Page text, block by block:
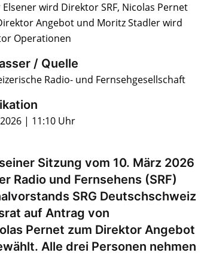
Elsener wird Direktor SRF, Nicolas Pernet
Angebot und Moritz Stadler wird
Operationen
/ Quelle
Radio- und Fernsehgesellschaft
| 11:10 Uhr
Sitzung vom 10. März 2026
Radio und Fernsehens (SRF)
SRG Deutschschweiz
auf Antrag von
Pernet zum Direktor Angebot
Alle drei Personen nehmen